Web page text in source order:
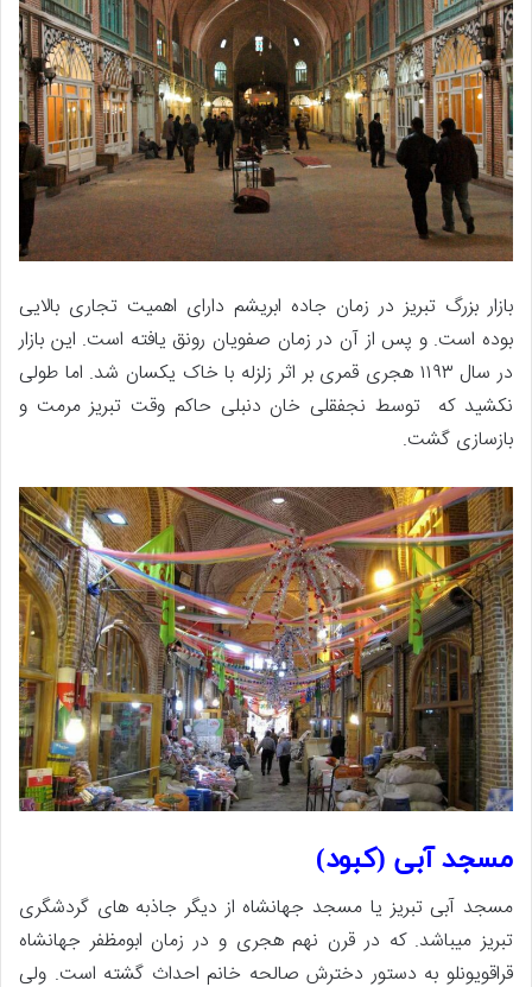
بازار بزرگ تبریز در زمان جاده ابریشم دارای اهمیت تجاری بالایی
بوده است. و پس از آن در زمان صفویان رونق یافته است. این بازار
در سال ۱۱۹۳ هجری قمری بر اثر زلزله با خاک یکسان شد. اما طولی
نکشید که توسط نجفقلی خان دنبلی حاکم وقت تبریز مرمت و
بازسازی گشت.
مسجد آبی (کبود)
مسجد آبی تبریز یا مسجد جهانشاه از دیگر جاذبه های گردشگری
تبریز میباشد. که در قرن نهم هجری و در زمان ابومظفر جهانشاه
قراقویونلو به دستور دخترش صالحه خانم احداث گشته است. ولی